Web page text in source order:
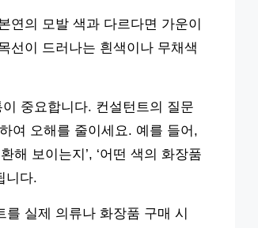
연의 모발 색과 다르다면 가운이
선이 드러나는 흰색이나 무채색
중요합니다. 컨설턴트의 질문
여 오해를 줄이세요. 예를 들어,
해 보이는지’, ‘어떤 색의 화장품
니다.
실제 의류나 화장품 구매 시